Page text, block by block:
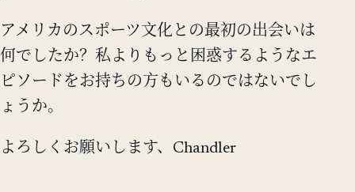
アメリカのスポーツ文化との最初の出会いは
何でしたか？私よりもっと困惑するようなエ
ピソードをお持ちの方もいるのではないでし
ょうか。
よろしくお願いします、Chandler